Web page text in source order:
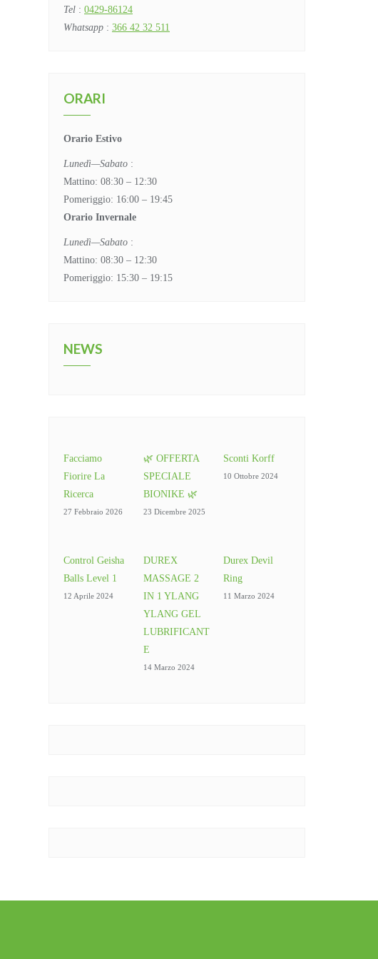
Tel : 0429-86124
Whatsapp : 366 42 32 511
ORARI
Orario Estivo
Lunedì—Sabato :
Mattino: 08:30 – 12:30
Pomeriggio: 16:00 – 19:45
Orario Invernale
Lunedì—Sabato :
Mattino: 08:30 – 12:30
Pomeriggio: 15:30 – 19:15
NEWS
Facciamo
Fiorire La
Ricerca
27 Febbraio 2026
🌿 OFFERTA
SPECIALE
BIONIKE 🌿
23 Dicembre 2025
Sconti Korff
10 Ottobre 2024
Control Geisha
Balls Level 1
12 Aprile 2024
DUREX
MASSAGE 2
IN 1 YLANG
YLANG GEL
LUBRIFICANT
E
14 Marzo 2024
Durex Devil
Ring
11 Marzo 2024